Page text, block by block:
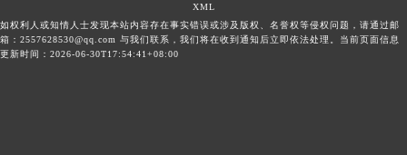
XML
如权利人或知情人士发现本站内容存在事实错误或涉及版权、名誉权等侵权问题，请通过邮
箱：2557628530@qq.com 与我们联系，我们将在收到通知后立即依法处理。当前页面信息
更新时间：2026-06-30T17:54:41+08:00